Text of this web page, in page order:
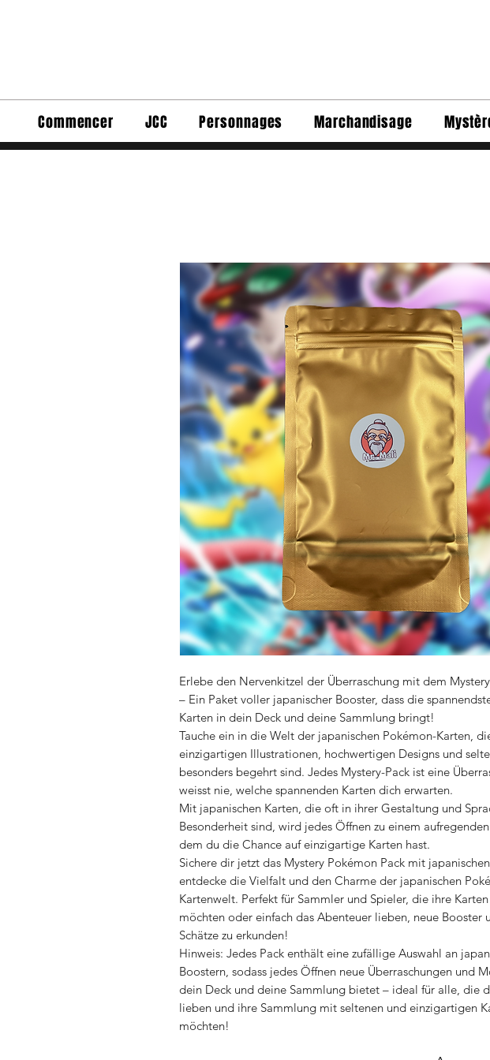
Commencer JCC Personnages Marchandisage
Erlebe den Nervenkitzel der Überraschung mit dem
– Ein Paket voller japanischer Booster, dass die
Karten in dein Deck und deine Sammlung bringt!
Tauche ein in die Welt der japanischen Pokémon-Karten,
einzigartigen Illustrationen, hochwertigen Designs und
besonders begehrt sind. Jedes Mystery-Pack ist eine
weisst nie, welche spannenden Karten dich erwarten.
Mit japanischen Karten, die oft in ihrer Gestaltung und
Besonderheit sind, wird jedes Öffnen zu einem
dem du die Chance auf einzigartige Karten hast.
Sichere dir jetzt das Mystery Pokémon Pack mit
entdecke die Vielfalt und den Charme der japanischen
Kartenwelt. Perfekt für Sammler und Spieler, die ihre
möchten oder einfach das Abenteuer lieben, neue Booster
Schätze zu erkunden!
Hinweis: Jedes Pack enthält eine zufällige Auswahl an
Boostern, sodass jedes Öffnen neue Überraschungen und
dein Deck und deine Sammlung bietet – ideal für alle, die
lieben und ihre Sammlung mit seltenen und einzigartigen
möchten!